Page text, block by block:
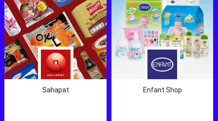
Sahapat Enfant Shop